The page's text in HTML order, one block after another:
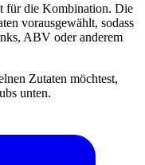
für die Kombination. Die
vorausgewählt, sodass
ABV oder anderem
Zutaten möchtest,
unten.